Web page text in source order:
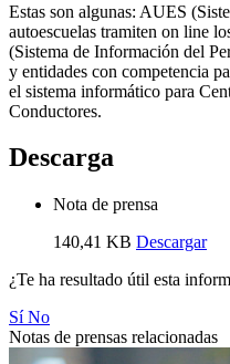
Estas son algunas: AUES
autoescuelas tramiten on line
(Sistema de Información del
y entidades con competencia
el sistema informático para
Conductores.
Descarga
Nota de prensa
140,41 KB Descargar
¿Te ha resultado útil esta
SíNo
Notas de prensas relacionadas